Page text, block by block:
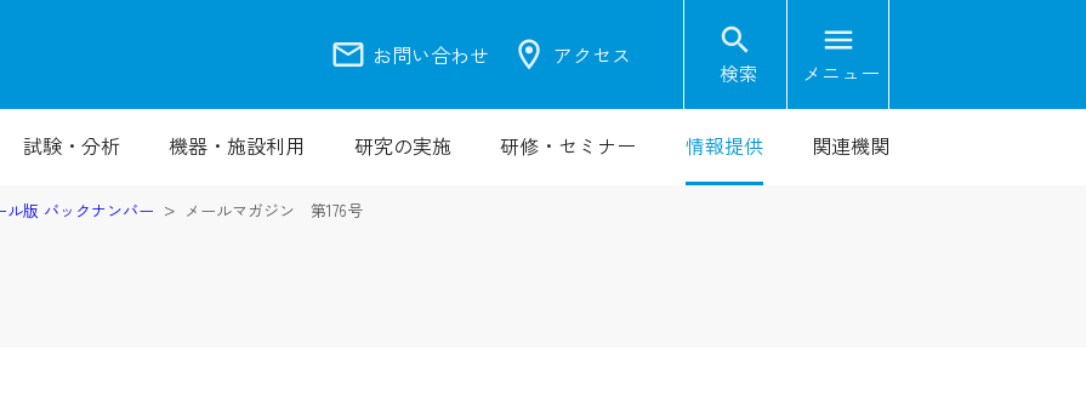
mail お問い合わせ location_on アクセス search
検索
menu
メニュー
試験・分析 機器・施設利用 研究の実施 研修・セミナー 情報提供 関連機関
ル版 バックナンバー メールマガジン 第176号